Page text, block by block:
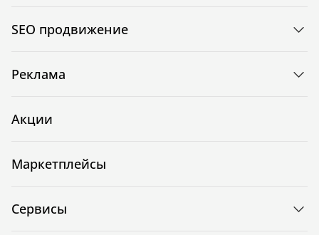
SEO продвижение
Реклама
Акции
Маркетплейсы
Сервисы